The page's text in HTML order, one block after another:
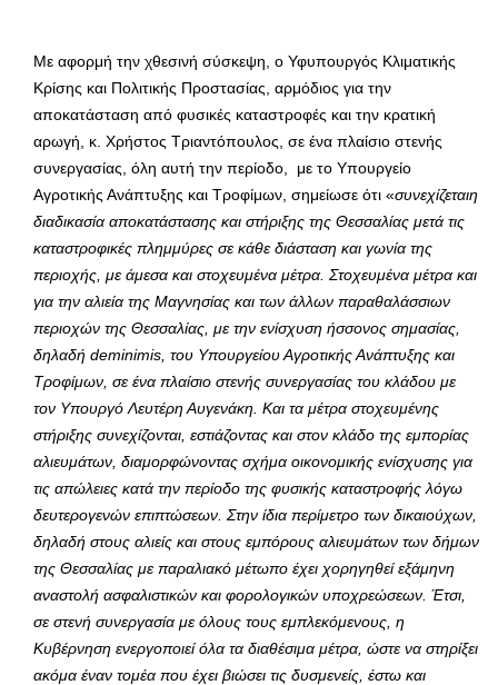
Με αφορμή την χθεσινή σύσκεψη, ο Υφυπουργός Κλιματικής
Κρίσης και Πολιτικής Προστασίας, αρμόδιος για την
αποκατάσταση από φυσικές καταστροφές και την κρατική
αρωγή, κ. Χρήστος Τριαντόπουλος, σε ένα πλαίσιο στενής
συνεργασίας, όλη αυτή την περίοδο, με το Υπουργείο
Αγροτικής Ανάπτυξης και Τροφίμων, σημείωσε ότι «συνεχίζεταιη
διαδικασία αποκατάστασης και στήριξης της Θεσσαλίας μετά τις
καταστροφικές πλημμύρες σε κάθε διάσταση και γωνία της
περιοχής, με άμεσα και στοχευμένα μέτρα. Στοχευμένα μέτρα και
για την αλιεία της Μαγνησίας και των άλλων παραθαλάσσιων
περιοχών της Θεσσαλίας, με την ενίσχυση ήσσονος σημασίας,
δηλαδή deminimis , του Υπουργείου Αγροτικής Ανάπτυξης και
Τροφίμων, σε ένα πλαίσιο στενής συνεργασίας του κλάδου με
τον Υπουργό Λευτέρη Αυγενάκη. Και τα μέτρα στοχευμένης
στήριξης συνεχίζονται, εστιάζοντας και στον κλάδο της εμπορίας
αλιευμάτων, διαμορφώνοντας σχήμα οικονομικής ενίσχυσης για
τις απώλειες κατά την περίοδο της φυσικής καταστροφής λόγω
δευτερογενών επιπτώσεων. Στην ίδια περίμετρο των δικαιούχων,
δηλαδή στους αλιείς και στους εμπόρους αλιευμάτων των δήμων
της Θεσσαλίας με παραλιακό μέτωπο έχει χορηγηθεί εξάμηνη
αναστολή ασφαλιστικών και φορολογικών υποχρεώσεων. Έτσι,
σε στενή συνεργασία με όλους τους εμπλεκόμενους, η
Κυβέρνηση ενεργοποιεί όλα τα διαθέσιμα μέτρα, ώστε να στηρίξει
ακόμα έναν τομέα που έχει βιώσει τις δυσμενείς, έστω και